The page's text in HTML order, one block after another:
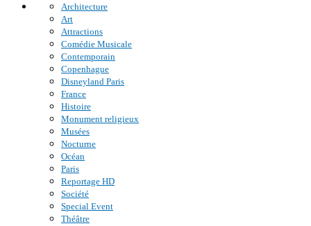
Architecture
Art
Attractions
Comédie Musicale
Contemporain
Copenhague
Disneyland Paris
France
Histoire
Monument religieux
Musées
Nocturne
Océan
Paris
Reportage HD
Société
Special Event
Théâtre